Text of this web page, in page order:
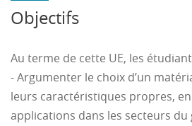
Objectifs
Au terme de cette UE, les
- Argumenter le choix d’un
leurs caractéristiques propres,
applications dans les secteurs du